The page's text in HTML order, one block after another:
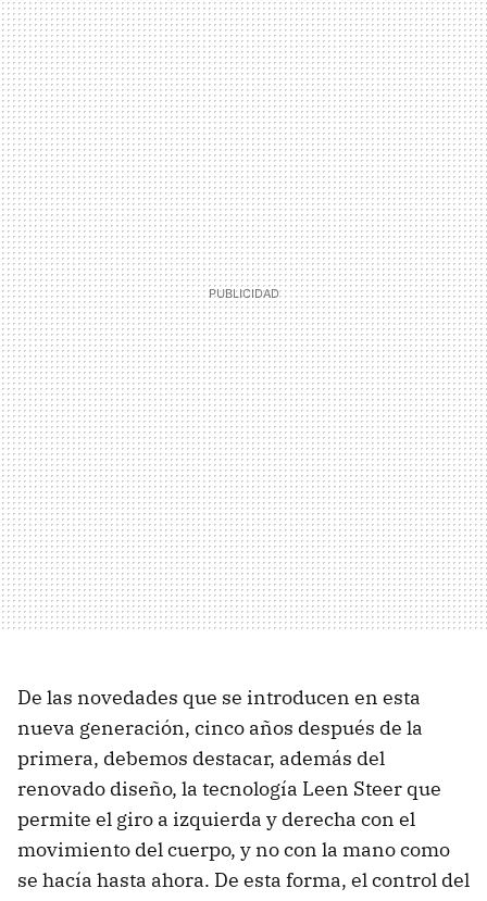
De las novedades que se introducen en esta
nueva generación, cinco años después de la
primera, debemos destacar, además del
renovado diseño, la tecnología Leen Steer que
permite el giro a izquierda y derecha con el
movimiento del cuerpo, y no con la mano como
se hacía hasta ahora. De esta forma, el control del